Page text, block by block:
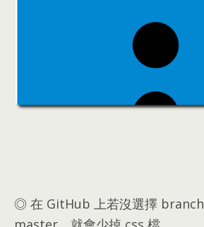
◎ 在 GitHub 上若沒選擇 branch